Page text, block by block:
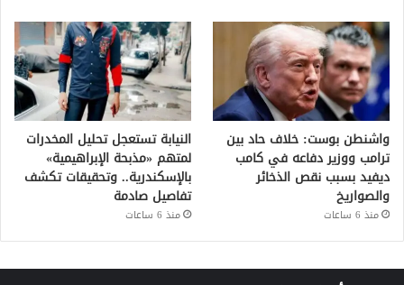
واشنطن بوست: خلاف حاد بين
ترامب ووزير دفاعه في كامب
ديفيد بسبب نقص الذخائر
والصواريخ
منذ 6 ساعات
النيابة تستعجل تحليل المخدرات
لمتهم «مذبحة الإبراهيمية»
بالإسكندرية.. وتحقيقات تكشف
تفاصيل صادمة
منذ 6 ساعات